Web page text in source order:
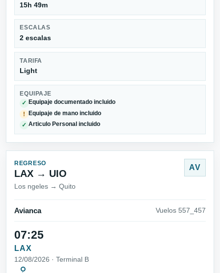
15h 49m
ESCALAS
2 escalas
TARIFA
Light
EQUIPAJE
✓ Equipaje documentado incluido
! Equipaje de mano incluido
✓ Articulo Personal incluido
REGRESO
LAX → UIO
Los ngeles → Quito
AV
Avianca Vuelos 557_457
07:25
LAX
12/08/2026 · Terminal B